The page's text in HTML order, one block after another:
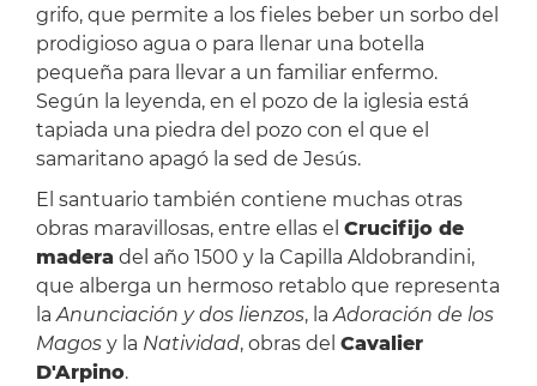
grifo, que permite a los fieles beber un sorbo del
prodigioso agua o para llenar una botella
pequeña para llevar a un familiar enfermo.
Según la leyenda, en el pozo de la iglesia está
tapiada una piedra del pozo con el que el
samaritano apagó la sed de Jesús.
El santuario también contiene muchas otras
obras maravillosas, entre ellas el Crucifijo de
madera del año 1500 y la Capilla Aldobrandini,
que alberga un hermoso retablo que representa
laAnunciación y dos lienzos, la Adoración de los
Magosy la Natividad, obras del Cavalier
D'Arpino.